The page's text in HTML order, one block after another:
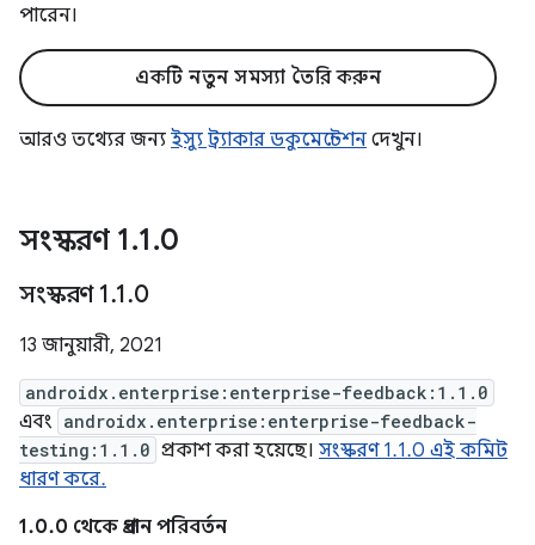
পারেন।
একটি নতুন সমস্যা তৈরি করুন
আরও তথ্যের জন্য ইস্যু ট্র্যাকার ডকুমেন্টেশন দেখুন।
সংস্করণ 1.1.0
সংস্করণ 1.1.0
13 জানুয়ারী, 2021
androidx.enterprise:enterprise-feedback:1.1.0
এবং androidx.enterprise:enterprise-feedback-
testing:1.1.0 প্রকাশ করা হয়েছে। সংস্করণ 1.1.0 এই কমিট
ধারণ করে.
1.0.0 থেকে প্রধান পরিবর্তন